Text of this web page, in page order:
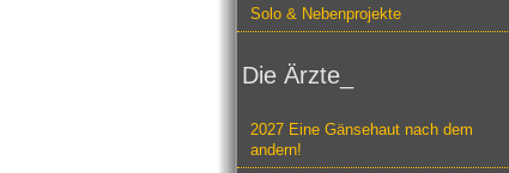
Solo & Nebenprojekte
Die Ärzte_
2027 Eine Gänsehaut nach dem
andern!